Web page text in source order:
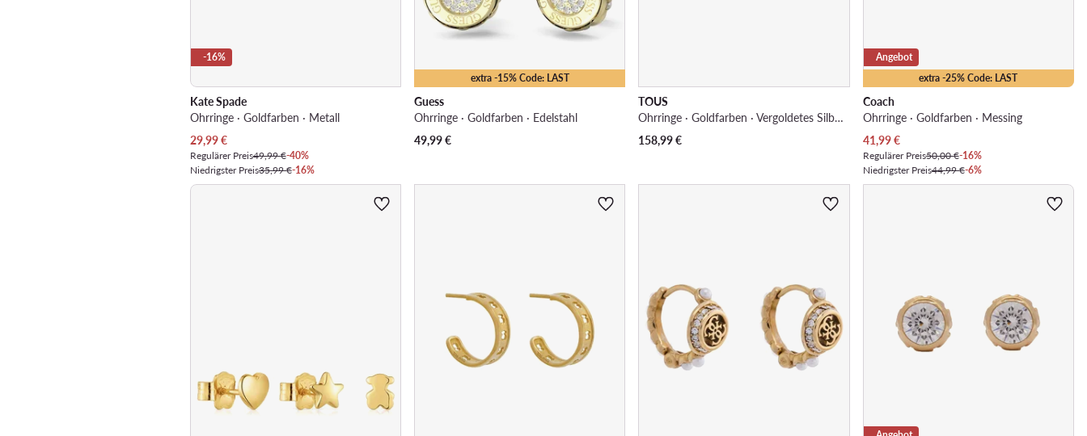
-16%
Kate Spade
Ohrringe · Goldfarben · Metall
Aktueller Preis
29,99€
Regulärer Preis49,99 €-40%
Niedrigster Preis35,99 €-16%
extra -15% Code: LAST
Guess
Ohrringe · Goldfarben · Edelstahl
49,99€
TOUS
Ohrringe · Goldfarben · Vergoldetes Silber, Gold
158,99€
extra -25% Code: LAST
Angebot
Coach
Ohrringe · Goldfarben · Messing
Aktueller Preis
41,99€
Regulärer Preis50,00 €-16%
Niedrigster Preis44,99 €-6%